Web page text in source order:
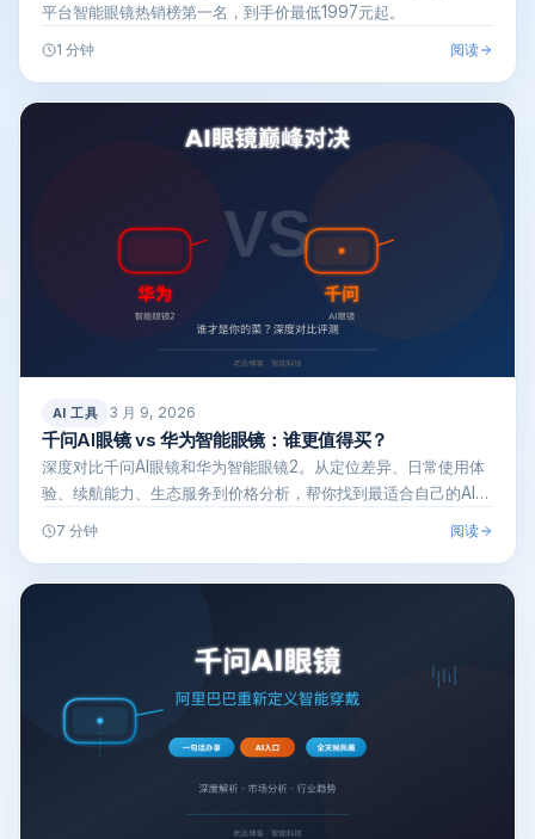
平台智能眼镜热销榜第一名，到手价最低1997元起。
1 分钟 阅读
AI 工具 3 月 9, 2026
千问AI眼镜 vs 华为智能眼镜：谁更值得买？
深度对比千问AI眼镜和华为智能眼镜2。从定位差异、日常使用体
验、续航能力、生态服务到价格分析，帮你找到最适合自己的AI眼
7 分钟 阅读